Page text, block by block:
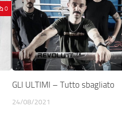
0
GLI ULTIMI – Tutto sbagliato
24/08/2021